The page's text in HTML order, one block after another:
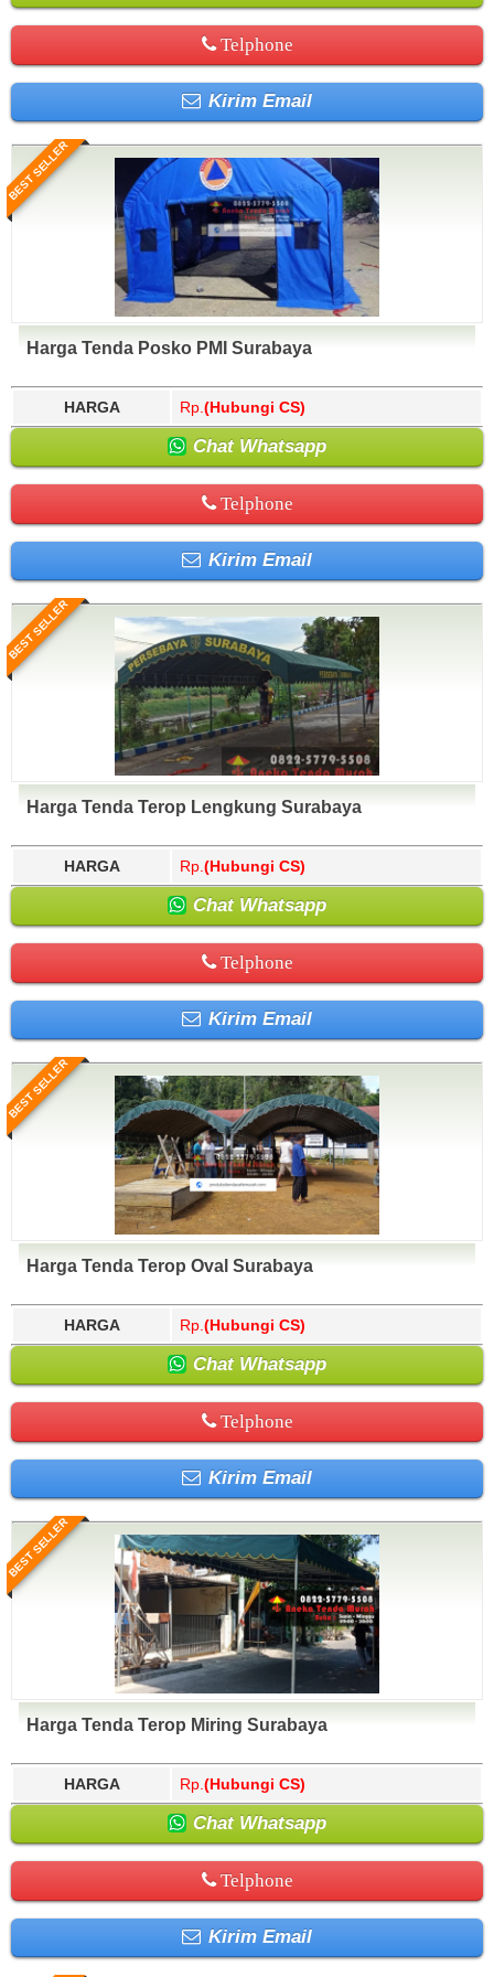
Telphone
Kirim Email
BEST SELLER
Harga Tenda Posko PMI Surabaya
HARGA Rp. (Hubungi CS)
Chat Whatsapp
Telphone
Kirim Email
BEST SELLER
Harga Tenda Terop Lengkung Surabaya
HARGA Rp. (Hubungi CS)
Chat Whatsapp
Telphone
Kirim Email
BEST SELLER
Harga Tenda Terop Oval Surabaya
HARGA Rp. (Hubungi CS)
Chat Whatsapp
Telphone
Kirim Email
BEST SELLER
Harga Tenda Terop Miring Surabaya
HARGA Rp. (Hubungi CS)
Chat Whatsapp
Telphone
Kirim Email